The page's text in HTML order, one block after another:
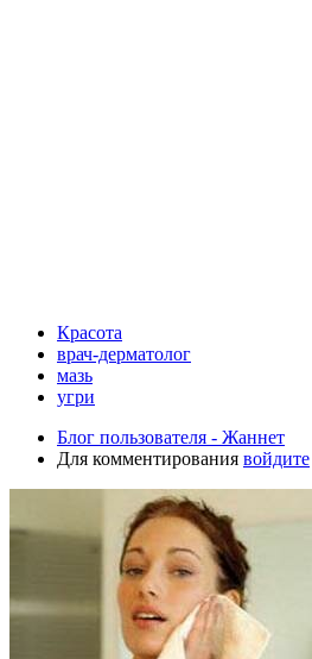
Красота
врач-дерматолог
мазь
угри
Блог пользователя - Жаннет
Для комментирования войдите